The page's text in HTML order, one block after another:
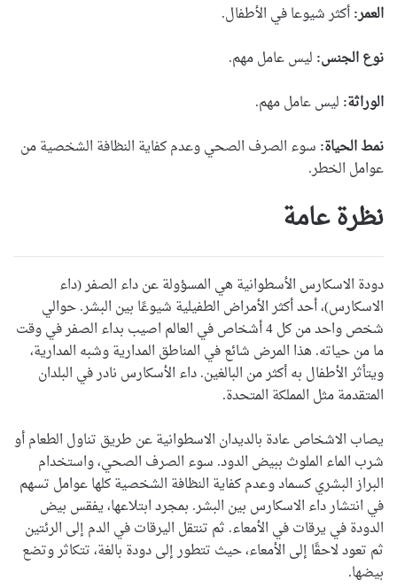
العمر:أكثر شيوعا في الأطفال.
نوع الجنس: ليس عامل مهم.
الوراثة: ليس عامل مهم.
نمط الحياة: سوء الصرف الصحي وعدم كفاية النظافة الشخصية من
عوامل الخطر.
نظرة عامة
دودة الاسكارس الأسطوانية هي المسؤولة عن داء الصفر (داء
الاسكارس)، أحد أكثر الأمراض الطفيلية شيوعًا بين البشر. حوالي
شخص واحد من كل 4 أشخاص في العالم اصيب بداء الصفر في وقت
ما من حياته. هذا المرض شائع في المناطق المدارية وشبه المدارية،
ويتأثر الأطفال به أكثر من البالغين. داء الأسكارس نادر في البلدان
المتقدمة مثل المملكة المتحدة.
يصاب الاشخاص عادة بالديدان الاسطوانية عن طريق تناول الطعام أو
شرب الماء الملوث ببيض الدود. سوء الصرف الصحي، واستخدام
البراز البشري كسماد وعدم كفاية النظافة الشخصية كلها عوامل تسهم
في انتشار داء الاسكارس بين البشر. بمجرد ابتلاعها، يفقس بيض
الدودة في يرقات في الأمعاء. ثم تنتقل اليرقات في الدم إلى الرئتين
ثم تعود لاحقًا إلى الأمعاء، حيث تتطور إلى دودة بالغة، تتكاثر وتضع
بيضها.